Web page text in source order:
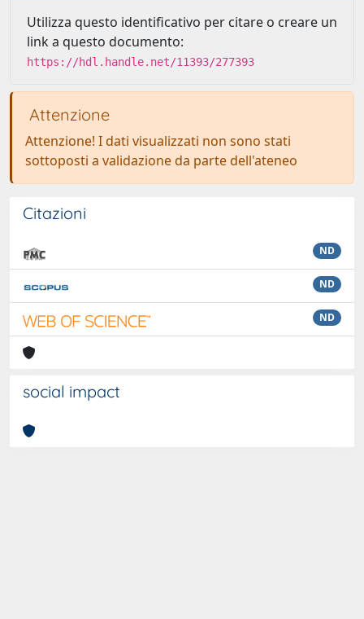
Utilizza questo identificativo per citare o creare un
link a questo documento:
https://hdl.handle.net/11393/277393
Attenzione
Attenzione! I dati visualizzati non sono stati
sottoposti a validazione da parte dell'ateneo
Citazioni
ND
ND
ND
social impact